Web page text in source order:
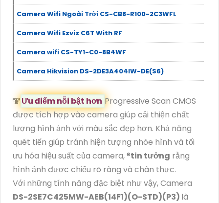
Camera Wifi Ngoài Trời CS-CB8-R100-2C3WFL
Camera Wifi Ezviz C6T With RF
Camera wifi CS-TY1-C0-8B4WF
Camera Hikvision DS-2DE3A404IW-DE(S6)
🕎Ưu điểm nỗi bật hơn Progressive Scan CMOS
được tích hợp vào camera giúp cải thiện chất
lượng hình ảnh với màu sắc đẹp hơn. Khả năng
quét tiến giúp tránh hiện tượng nhòe hình và tối
ưu hóa hiệu suất của camera, ®️tin tưởng rằng
hình ảnh được chiếu rõ ràng và chân thực.
Với những tính năng đặc biệt như vậy, Camera
DS-2SE7C425MW-AEB(14F1)(O-STD)(P3) là